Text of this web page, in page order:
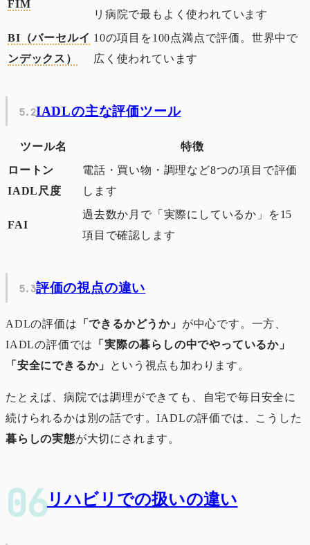
FIM
リ病院で最もよく使われています
BI（バーセルイ
ンデックス）
10の項目を100点満点で評価。世界中で
広く使われています
IADLの主な評価ツール
ツール名
特徴
ロートン
IADL尺度
電話・買い物・調理など8つの項目で評価
します
FAI
過去数か月で「実際にしているか」を15
項目で確認します
評価の視点の違い
ADLの評価は 「できるかどうか」 が中心です。一方、
IADLの評価では
「実際の暮らしの中でやっているか」
「安全にできるか」
という視点も加わります。
たとえば、病院では調理ができても、自宅で毎日安全に
続けられるかは別の話です。IADLの評価では、こうした
暮らしの実態が大切にされます。
リハビリでの扱いの違い